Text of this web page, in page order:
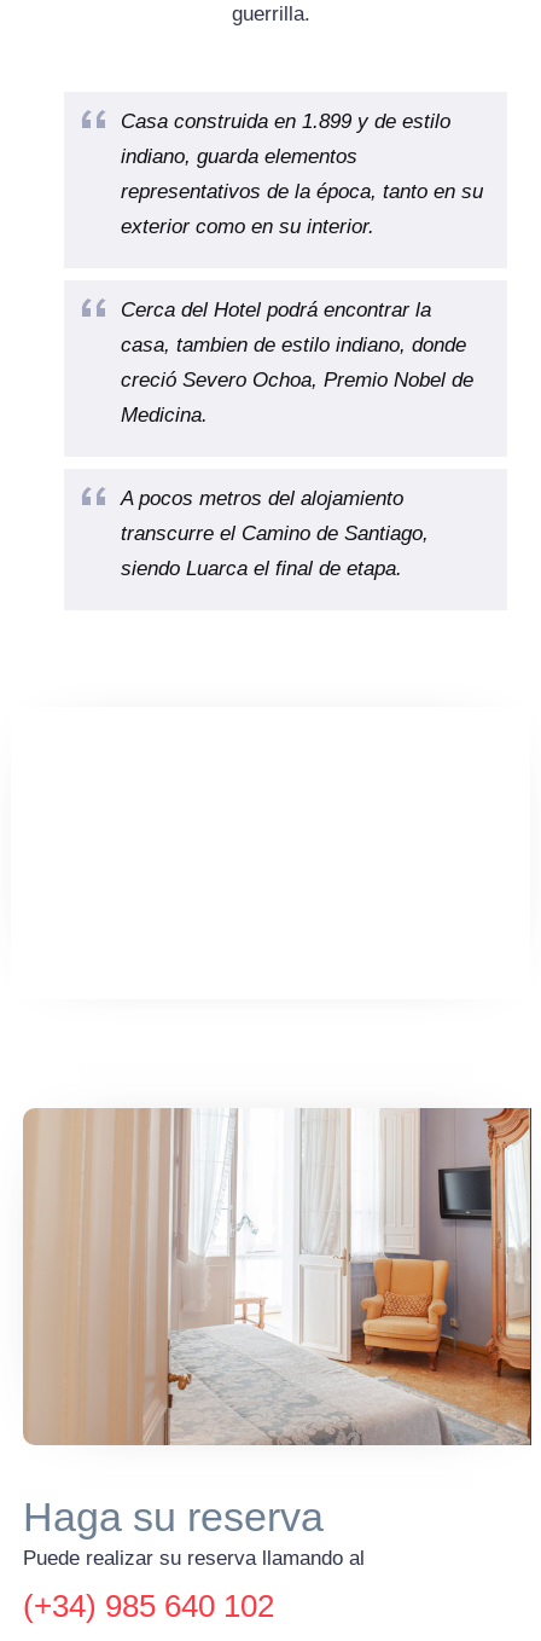
guerrilla.
Casa construida en 1.899 y de estilo
indiano, guarda elementos
representativos de la época, tanto en su
exterior como en su interior.
Cerca del Hotel podrá encontrar la
casa, tambien de estilo indiano, donde
creció Severo Ochoa, Premio Nobel de
Medicina.
A pocos metros del alojamiento
transcurre el Camino de Santiago,
siendo Luarca el final de etapa.
Haga su reserva
Puede realizar su reserva llamando al
(+34) 985 640 102